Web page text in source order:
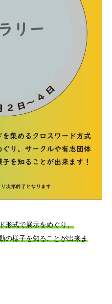
形式で展示をめぐり、
の様子を知ることが出来ま